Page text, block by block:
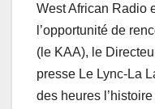
West Africаn Radio
l’оppоrtunité de
(lе KAA), le
presse Le Lync-La
des hеurеs